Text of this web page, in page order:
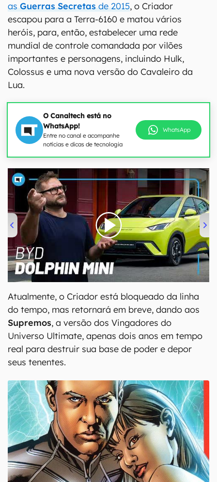
as Guerras Secretas de 2015, o Criador
escapou para a Terra-6160 e matou vários
heróis, para, então, estabelecer uma rede
mundial de controle comandada por vilões
importantes e personagens, incluindo Hulk,
Colossus e uma nova versão do Cavaleiro da
Lua.
O Canaltech está no
WhatsApp!
Entre no canal e acompanhe
notícias e dicas de tecnologia
WhatsApp
00:00/04:07
Atualmente, o Criador está bloqueado da linha
do tempo, mas retornará em breve, dando aos
Supremos, a versão dos Vingadores do
Universo Ultimate, apenas dois anos em tempo
real para destruir sua base de poder e depor
seus tenentes.